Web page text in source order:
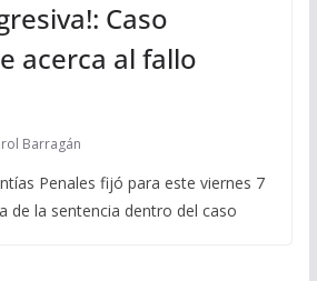
Caso
acerca al fallo
Barragán
Penales fijó para este viernes 7
de la sentencia dentro del caso